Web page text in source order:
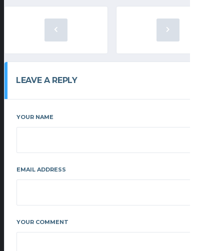
LEAVE A REPLY
YOUR NAME
EMAIL ADDRESS
YOUR COMMENT